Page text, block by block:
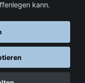
•Datenschutz,AGB,
kann.